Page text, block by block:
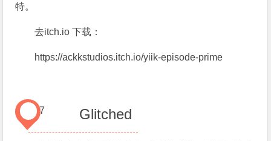
特。
去itch.io 下载：
https://ackkstudios.itch.io/yiik-episode-prime
7 Glitched